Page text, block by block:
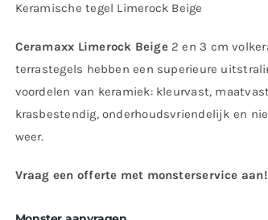
Keramische tegel Limerock Beige
Ceramaxx Limerock Beige2 en 3 cm
terrastegels hebben een superieure
voordelen van keramiek: kleurvast,
krasbestendig, onderhoudsvriendelijk en
weer.
Vraag een offerte met monsterservice aan!